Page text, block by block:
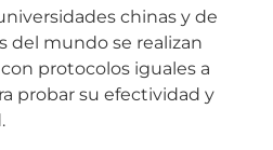
chinas y de
del mundo se realizan
protocolos iguales a
probar su efectividad y